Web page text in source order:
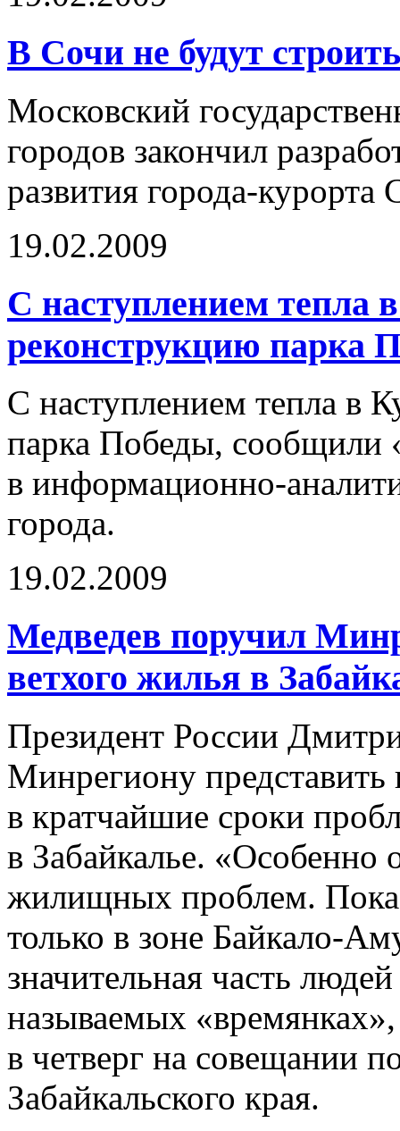
В Сочи не будут
Московский
городов закончил
развития города-
19.02.2009
С наступлением тепла
реконструкцию парка
С наступлением тепла в
парка Победы, сообщили
в информационно-
города.
19.02.2009
Медведев поручил
ветхого жилья в
Президент России
Минрегиону
в кратчайшие сроки
в Забайкалье. «Особенно
жилищных проблем.
только в зоне Байкало-
значительная часть
называемых «времянках»,
в четверг на совещании
Забайкальского края.